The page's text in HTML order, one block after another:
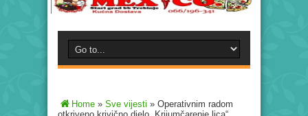
Home » Sve vijesti » Operativnim radom
otkriveno krivično djelo „Krijumčarenje lica“